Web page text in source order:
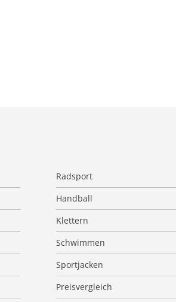
Radsport
Handball
Klettern
Schwimmen
Sportjacken
Preisvergleich